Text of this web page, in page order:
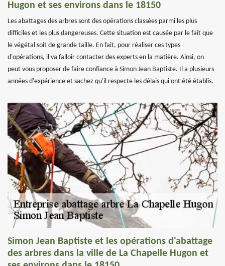
Hugon et ses environs dans le 18150
Les abattages des arbres sont des opérations classées parmi les plus
difficiles et les plus dangereuses. Cette situation est causée par le fait que
le végétal soit de grande taille. En fait, pour réaliser ces types
d'opérations, il va falloir contacter des experts en la matière. Ainsi, on
peut vous proposer de faire confiance à Simon Jean Baptiste. Il a plusieurs
années d'expérience et sachez qu'il respecte les délais qui ont été établis.
Simon Jean Baptiste et les opérations d'abattage
des arbres dans la ville de La Chapelle Hugon et